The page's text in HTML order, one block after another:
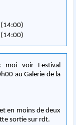
moi voir Festival
au Galerie de la
en moins de deux
sortie sur rdt.